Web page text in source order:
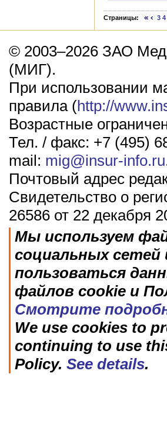
Страницы: 3 4
© 2003–2026 ЗАО
(МИГ).
При использовании
правила (http://
Возрастные
Тел. / факс: +7 (495)
mail: mig@insur-info.ru
Почтовый адрес
Свидетельство о
26586 от 22 декабря
Мы используем
социальных сетей
пользоваться
файлов cookie и
Смотрите
We use cookies to
continuing to use
Policy. See details.